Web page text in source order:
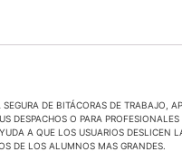
DE BITÁCORAS DE TRABAJO,
DESPACHOS O PARA
A QUE LOS USUARIOS DESLICEN
DE LOS ALUMNOS MAS GRANDES.